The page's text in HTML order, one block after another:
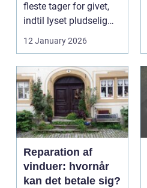
fleste tager for givet,
indtil lyset pludselig
går, el...
12 January 2026
Reparation af
vinduer: hvornår
kan det betale sig?